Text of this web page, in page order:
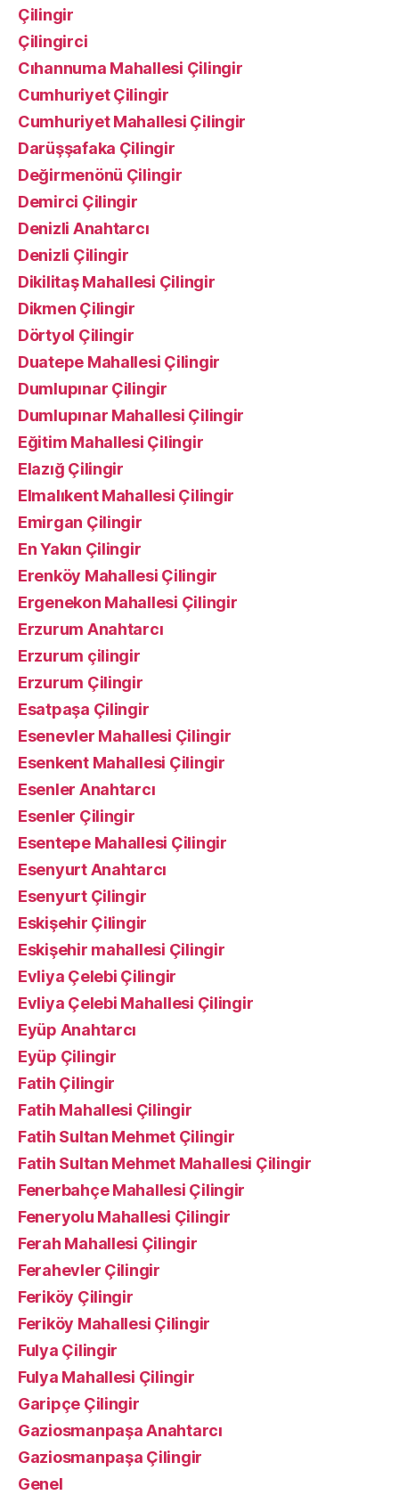
Çilingir
Çilingirci
Cıhannuma Mahallesi Çilingir
Cumhuriyet Çilingir
Cumhuriyet Mahallesi Çilingir
Darüşşafaka Çilingir
Değirmenönü Çilingir
Demirci Çilingir
Denizli Anahtarcı
Denizli Çilingir
Dikilitaş Mahallesi Çilingir
Dikmen Çilingir
Dörtyol Çilingir
Duatepe Mahallesi Çilingir
Dumlupınar Çilingir
Dumlupınar Mahallesi Çilingir
Eğitim Mahallesi Çilingir
Elazığ Çilingir
Elmalıkent Mahallesi Çilingir
Emirgan Çilingir
En Yakın Çilingir
Erenköy Mahallesi Çilingir
Ergenekon Mahallesi Çilingir
Erzurum Anahtarcı
Erzurum çilingir
Erzurum Çilingir
Esatpaşa Çilingir
Esenevler Mahallesi Çilingir
Esenkent Mahallesi Çilingir
Esenler Anahtarcı
Esenler Çilingir
Esentepe Mahallesi Çilingir
Esenyurt Anahtarcı
Esenyurt Çilingir
Eskişehir Çilingir
Eskişehir mahallesi Çilingir
Evliya Çelebi Çilingir
Evliya Çelebi Mahallesi Çilingir
Eyüp Anahtarcı
Eyüp Çilingir
Fatih Çilingir
Fatih Mahallesi Çilingir
Fatih Sultan Mehmet Çilingir
Fatih Sultan Mehmet Mahallesi Çilingir
Fenerbahçe Mahallesi Çilingir
Feneryolu Mahallesi Çilingir
Ferah Mahallesi Çilingir
Ferahevler Çilingir
Feriköy Çilingir
Feriköy Mahallesi Çilingir
Fulya Çilingir
Fulya Mahallesi Çilingir
Garipçe Çilingir
Gaziosmanpaşa Anahtarcı
Gaziosmanpaşa Çilingir
Genel